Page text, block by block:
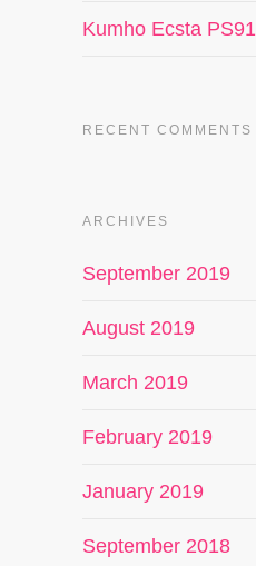
Kumho Ecsta PS91
RECENT COMMENTS
ARCHIVES
September 2019
August 2019
March 2019
February 2019
January 2019
September 2018